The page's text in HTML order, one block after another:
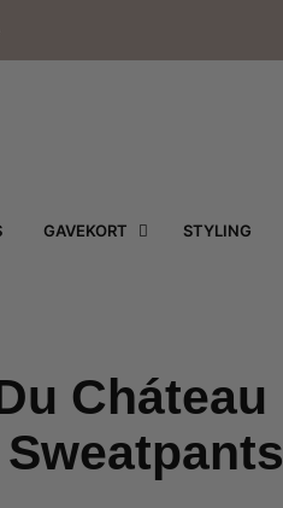
GAVEKORT STYLING
Cháteau